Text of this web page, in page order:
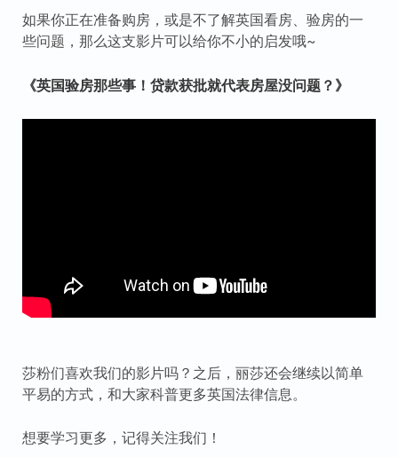
如果你正在准备购房，或是不了解英国看房、验房的一
些问题，那么这支影片可以给你不小的启发哦~
《英国验房那些事！贷款获批就代表房屋没问题？》
莎粉们喜欢我们的影片吗？之后，丽莎还会继续以简单
平易的方式，和大家科普更多英国法律信息。
想要学习更多，记得关注我们！